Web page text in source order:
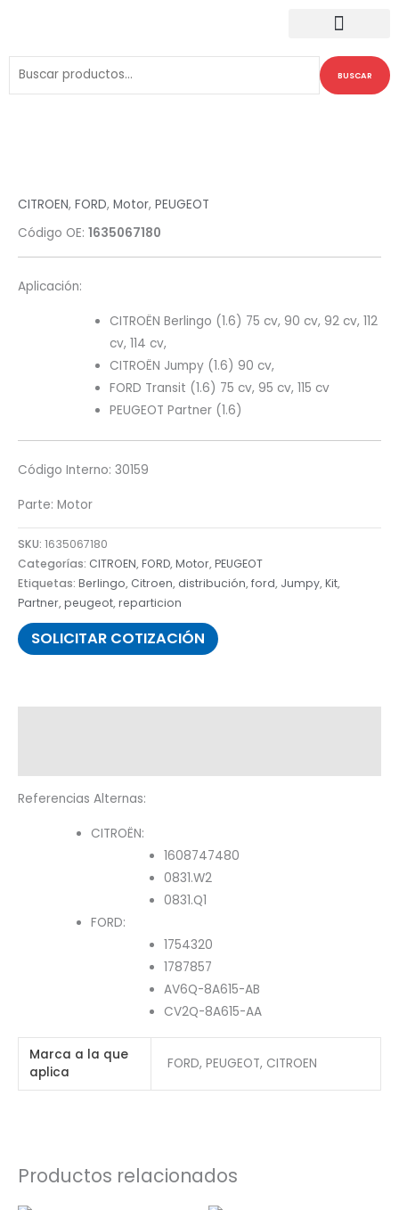
contenido
Buscar
BUSCAR
CITROEN, FORD, Motor, PEUGEOT
Código OE: 1635067180
Aplicación:
CITROËN Berlingo (1.6) 75 cv, 90 cv, 92 cv, 112
cv, 114 cv,
CITROËN Jumpy (1.6) 90 cv,
FORD Transit (1.6) 75 cv, 95 cv, 115 cv
PEUGEOT Partner (1.6)
Código Interno: 30159
Parte: Motor
SKU: 1635067180
Categorías: CITROEN,FORD,Motor,PEUGEOT
Etiquetas: Berlingo, Citroen, distribución,ford, Jumpy,Kit,
Partner,peugeot,reparticion
SOLICITAR COTIZACIÓN
Referencias Alternas:
CITROËN:
1608747480
0831.W2
0831.Q1
FORD:
1754320
1787857
AV6Q-8A615-AB
CV2Q-8A615-AA
Marca a la que
aplica
FORD, PEUGEOT, CITROEN
Productos relacionados